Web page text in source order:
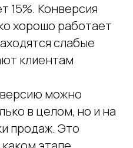
15%. Конверсия
хорошо работает
слабые
клиентам
можно
в целом, но и на
продаж. Это